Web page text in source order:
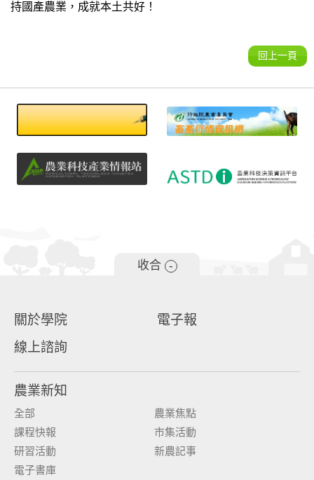
持國產農業，成就本土共好！
回上一頁
收合 -
關於學院
電子報
線上諮詢
農業新知
全部
農業焦點
課程快報
市集活動
研習活動
新農記事
電子書庫